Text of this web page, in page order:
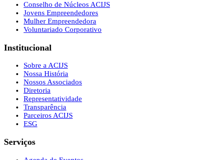
Conselho de Núcleos ACIJS
Jovens Empreendedores
Mulher Empreendedora
Voluntariado Corporativo
Institucional
Sobre a ACIJS
Nossa História
Nossos Associados
Diretoria
Representatividade
Transparência
Parceiros ACIJS
ESG
Serviços